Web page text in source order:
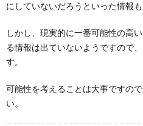
にしていないだろうといった情報も
しかし、現実的に一番可能性の高
る情報は出ていないようですので
す。
可能性を考えることは大事ですの
い。